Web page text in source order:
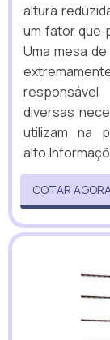
altura
um fator que
Uma mesa
diversas
utilizam na
COTAR